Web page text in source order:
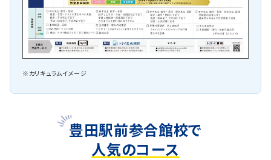
※カリキュラムイメージ
豊田駅前参合館校で
人気のコース